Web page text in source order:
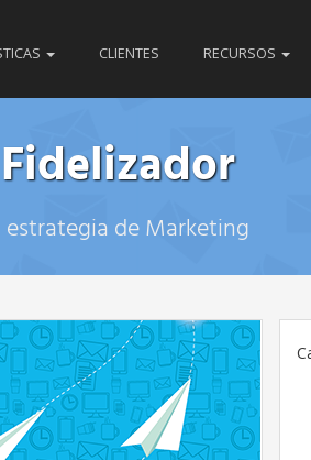
CLIENTES RECURSOS
de Marketing